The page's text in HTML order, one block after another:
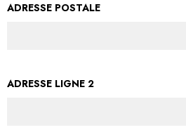
ADRESSE POSTALE
ADRESSE LIGNE 2